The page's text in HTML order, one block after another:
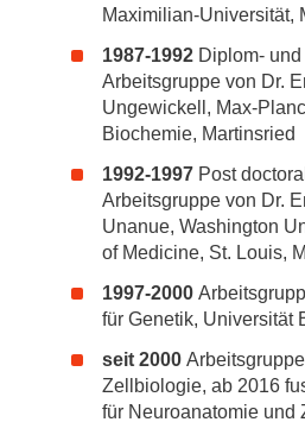
Maximilian-Universität,
1987-1992 Diplom-
Arbeitsgruppe von Dr.
Ungewickell, Max-
Biochemie, Martinsried
1992-1997 Post
Arbeitsgruppe von Dr.
Unanue, Washington
of Medicine, St. Louis,
1997-2000
für Genetik, Universität
seit 2000
Zellbiologie, ab 2016
für Neuroanatomie und